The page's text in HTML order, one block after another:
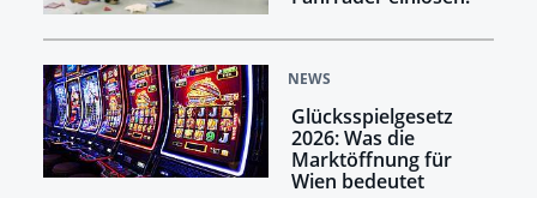
NEWS
Glücksspielgesetz
2026: Was die
Marktöffnung für
Wien bedeutet